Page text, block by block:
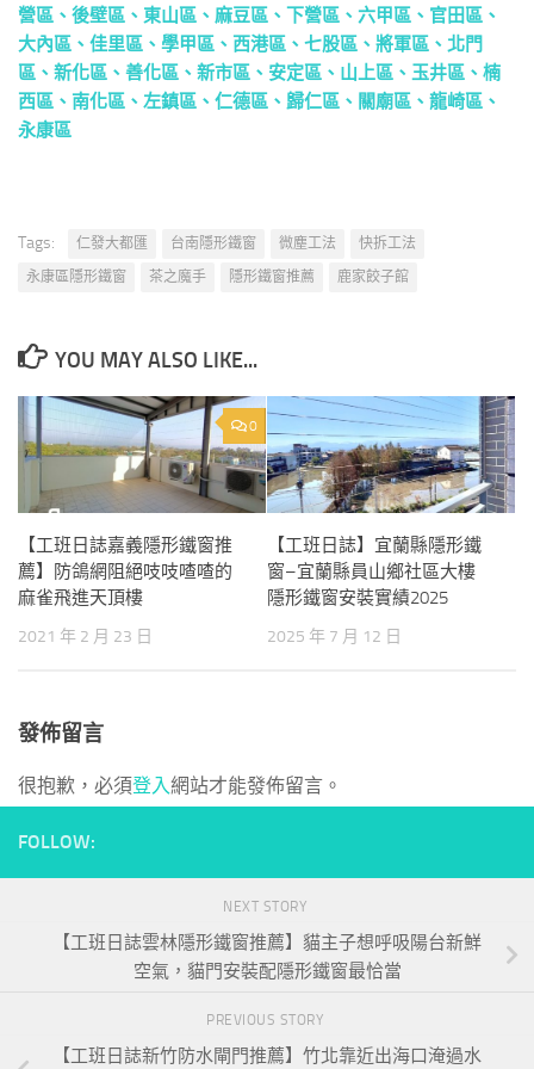
營區、 後壁區、 東山區、 麻豆區、 下營區、 六甲區、 官田區、
大內區、 佳里區、 學甲區、 西港區、 七股區、 將軍區、 北門
區、 新化區、 善化區、 新市區、 安定區、 山上區、 玉井區、 楠
西區、 南化區、 左鎮區、 仁德區、 歸仁區、 關廟區、 龍崎區、
永康區
Tags: 仁發大都匯 台南隱形鐵窗 微塵工法
快拆工法
永康區隱形鐵窗
茶之魔手 隱形鐵窗推薦 鹿家餃子館
YOU MAY ALSO LIKE...
0
【工班日誌嘉義隱形鐵窗推
薦】防鴿網阻絕吱吱喳喳的
麻雀飛進天頂樓
2021 年 2 月 23 日
【工班日誌】宜蘭縣隱形鐵
窗–宜蘭縣員山鄉社區大樓
隱形鐵窗安裝實績2025
2025 年 7 月 12 日
發佈留言
很抱歉，必須登入網站才能發佈留言。
FOLLOW:
NEXT STORY
【工班日誌雲林隱形鐵窗推薦】貓主子想呼吸陽台新鮮
空氣，貓門安裝配隱形鐵窗最恰當
PREVIOUS STORY
【工班日誌新竹防水閘門推薦】竹北靠近出海口淹過水